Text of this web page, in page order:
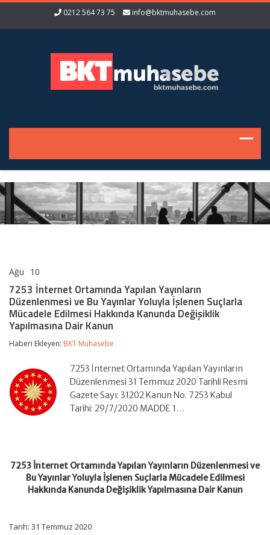
0212 564 73 75 info@bktmuhasebe.com
Ağu 10
Ortamında
Yapılan
Yayınların
Düzenlenmesi
Bu
Yoluyla
İşlenen
Suçlarla
Mücadele
Edilmesi
Kanun
için
7253 İnternet Ortamında Yapılan Yayınların
Düzenlenmesi ve Bu Yayınlar Yoluyla İşlenen Suçlarla
Mücadele Edilmesi Hakkında Kanunda Değişiklik
Yapılmasına Dair Kanun
Haberi Ekleyen: BKT Muhasebe
7253 İnternet Ortamında Yapılan Yayınların
Düzenlenmesi 31 Temmuz 2020 Tarihli Resmi
Gazete Sayı: 31202 Kanun No. 7253 Kabul
Tarihi: 29/7/2020 MADDE 1…
7253 İnternet Ortamında Yapılan Yayınların Düzenlenmesi ve
Bu Yayınlar Yoluyla İşlenen Suçlarla Mücadele Edilmesi
Hakkında Kanunda Değişiklik Yapılmasına Dair Kanun
Tarih: 31 Temmuz 2020